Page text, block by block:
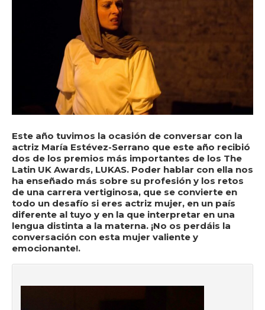
Este año tuvimos la ocasión de conversar con la
actriz María Estévez-Serrano que este año recibió
dos de los premios más importantes de los The
Latin UK Awards, LUKAS. Poder hablar con ella nos
ha enseñado más sobre su profesión y los retos
de una carrera vertiginosa, que se convierte en
todo un desafío si eres actriz mujer, en un país
diferente al tuyo y en la que interpretar en una
lengua distinta a la materna. ¡No os perdáis la
conversación con esta mujer valiente y
emocionante!.